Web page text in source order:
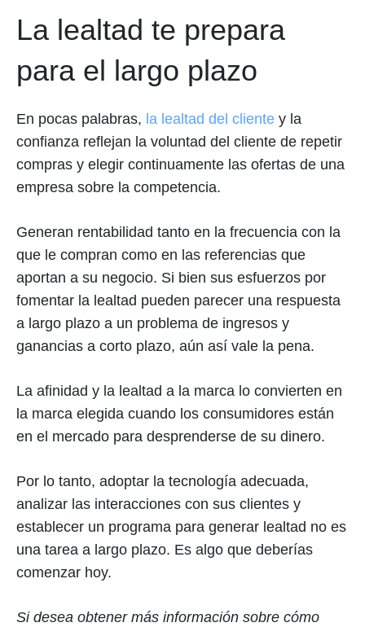
La lealtad te prepara
para el largo plazo
En pocas palabras, la lealtad del cliente y la
confianza reflejan la voluntad del cliente de repetir
compras y elegir continuamente las ofertas de una
empresa sobre la competencia.
Generan rentabilidad tanto en la frecuencia con la
que le compran como en las referencias que
aportan a su negocio. Si bien sus esfuerzos por
fomentar la lealtad pueden parecer una respuesta
a largo plazo a un problema de ingresos y
ganancias a corto plazo, aún así vale la pena.
La afinidad y la lealtad a la marca lo convierten en
la marca elegida cuando los consumidores están
en el mercado para desprenderse de su dinero.
Por lo tanto, adoptar la tecnología adecuada,
analizar las interacciones con sus clientes y
establecer un programa para generar lealtad no es
una tarea a largo plazo. Es algo que deberías
comenzar hoy.
Si desea obtener más información sobre cómo